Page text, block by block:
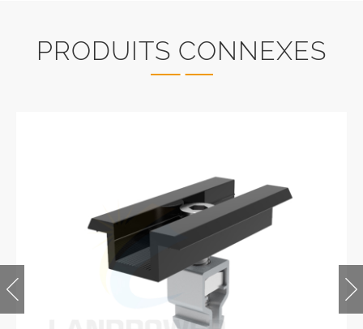
PRODUITS CONNEXES